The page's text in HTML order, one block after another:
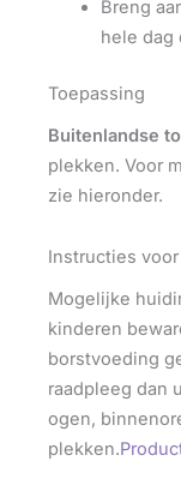
Breng
hele dag
Toepassing
Buitenlandse
plekken. Voor
zie hieronder.
Instructies
Mogelijke
kinderen
borstvoeding
raadpleeg dan
ogen,
plekken.